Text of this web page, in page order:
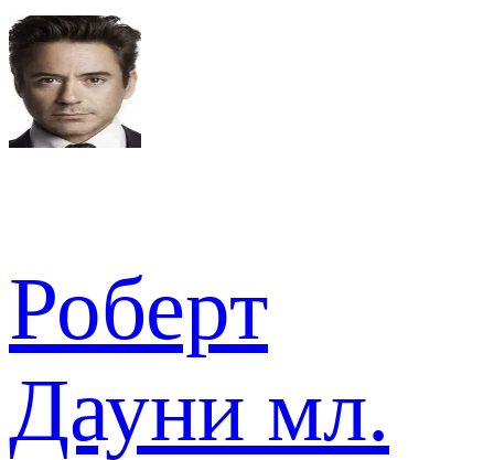
Роберт
Дауни мл.